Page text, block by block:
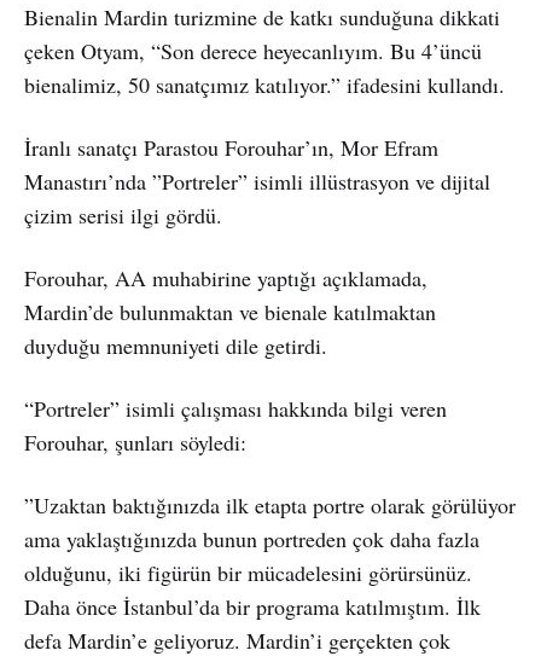
Bienalin Mardin turizmine de katkı sunduğuna dikkati
çeken Otyam, “Son derece heyecanlıyım. Bu 4’üncü
bienalimiz, 50 sanatçımız katılıyor.” ifadesini kullandı.
İranlı sanatçı Parastou Forouhar’ın, Mor Efram
Manastırı’nda ”Portreler” isimli illüstrasyon ve dijital
çizim serisi ilgi gördü.
Forouhar, AA muhabirine yaptığı açıklamada,
Mardin’de bulunmaktan ve bienale katılmaktan
duyduğu memnuniyeti dile getirdi.
“Portreler” isimli çalışması hakkında bilgi veren
Forouhar, şunları söyledi:
”Uzaktan baktığınızda ilk etapta portre olarak görülüyor
ama yaklaştığınızda bunun portreden çok daha fazla
olduğunu, iki figürün bir mücadelesini görürsünüz.
Daha önce İstanbul’da bir programa katılmıştım. İlk
defa Mardin’e geliyoruz. Mardin’i gerçekten çok